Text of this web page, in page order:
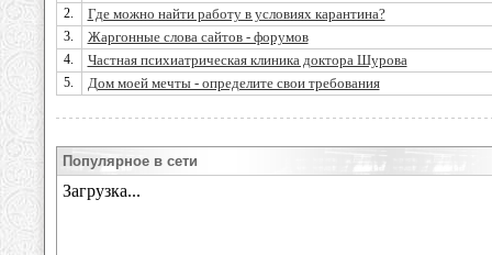
2. Где можно найти работу в условиях карантина?
3. Жаргонные слова сайтов - форумов
4. Частная психиатрическая клиника доктора Шурова
5. Дом моей мечты - определите свои требования
Популярное в сети